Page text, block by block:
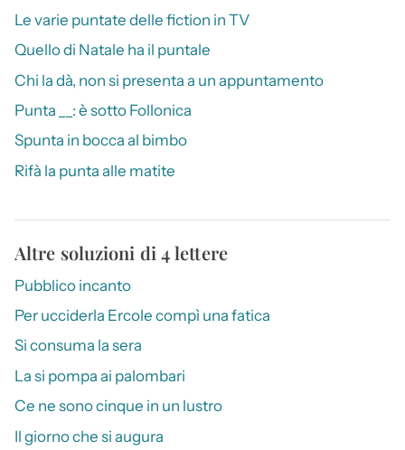
Le varie puntate delle fiction in TV
Quello di Natale ha il puntale
Chi la dà, non si presenta a un appuntamento
Punta __: è sotto Follonica
Spunta in bocca al bimbo
Rifà la punta alle matite
Altre soluzioni di 4 lettere
Pubblico incanto
Per ucciderla Ercole compì una fatica
Si consuma la sera
La si pompa ai palombari
Ce ne sono cinque in un lustro
Il giorno che si augura